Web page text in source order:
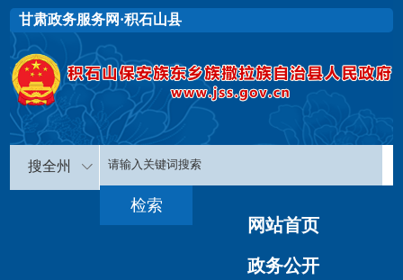
甘肃政务服务网·积石山县
搜全州
网站首页
政务公开